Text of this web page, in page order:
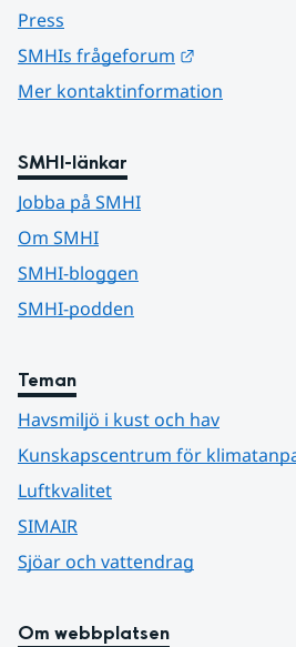
Press
SMHIs frågeforum
Mer kontaktinformation
SMHI-länkar
Jobba på SMHI
Om SMHI
SMHI-bloggen
SMHI-podden
Teman
Havsmiljö i kust och hav
Kunskapscentrum för
Luftkvalitet
SIMAIR
Sjöar och vattendrag
Om webbplatsen